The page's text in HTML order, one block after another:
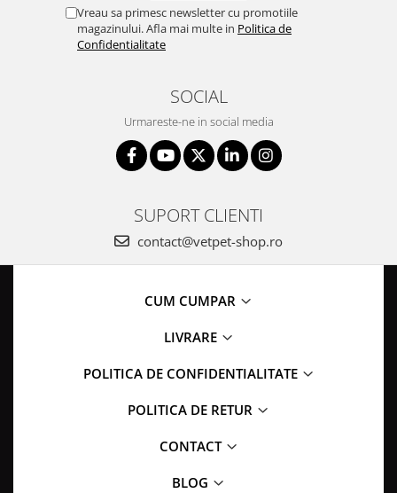
Vreau sa primesc newsletter cu promotiile
magazinului. Afla mai multe in Politica de
Confidentialitate
SOCIAL
Urmareste-ne in social media
SUPORT CLIENTI
contact@vetpet-shop.ro
CUM CUMPAR
LIVRARE
POLITICA DE CONFIDENTIALITATE
POLITICA DE RETUR
CONTACT
BLOG